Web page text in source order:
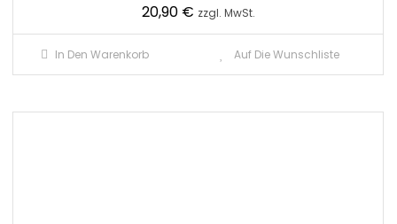
20,90 € zzgl. MwSt.
In Den Warenkorb Auf Die Wunschliste